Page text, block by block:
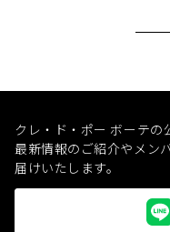
クレ・ド・ポー ボーテの
最新情報のご紹介やメン
届けいたします。